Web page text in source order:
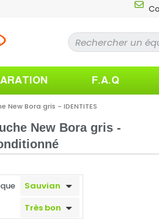
F.A.Q
New Bora gris - IDENTITES
New Bora gris -